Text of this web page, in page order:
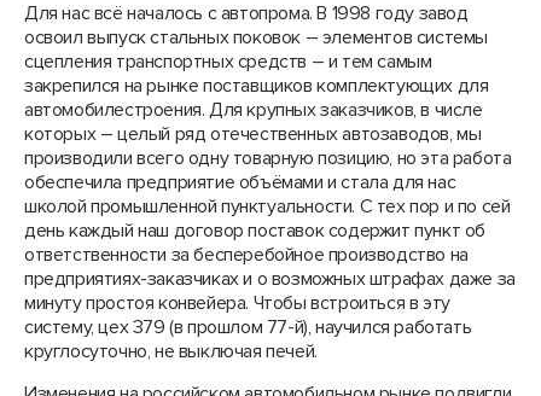
Для нас всё началось с автопрома. В 1998 году завод
освоил выпуск стальных поковок – элементов системы
сцепления транспортных средств – и тем самым
закрепился на рынке поставщиков комплектующих для
автомобилестроения. Для крупных заказчиков, в числе
которых – целый ряд отечественных автозаводов, мы
производили всего одну товарную позицию, но эта работа
обеспечила предприятие объёмами и стала для нас
школой промышленной пунктуальности. С тех пор и по сей
день каждый наш договор поставок содержит пункт об
ответственности за бесперебойное производство на
предприятиях-заказчиках и о возможных штрафах даже за
минуту простоя конвейера. Чтобы встроиться в эту
систему, цех 379 (в прошлом 77-й), научился работать
круглосуточно, не выключая печей.